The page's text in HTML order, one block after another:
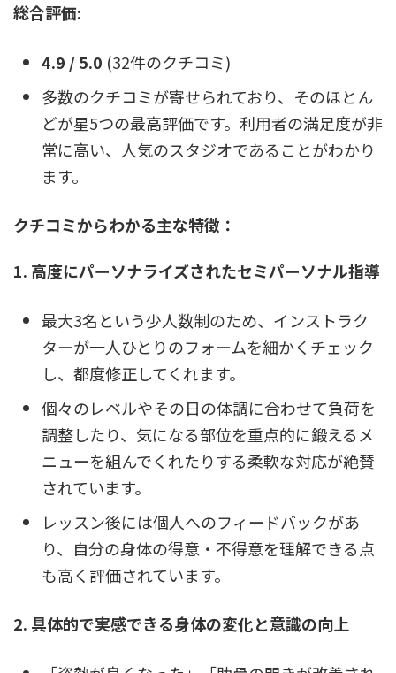
総合評価:
4.9 / 5.0 (32件のクチコミ)
多数のクチコミが寄せられており、そのほとん
どが星5つの最高評価です。利用者の満足度が非
常に高い、人気のスタジオであることがわかり
ます。
クチコミからわかる主な特徴：
1. 高度にパーソナライズされたセミパーソナル指導
最大3名という少人数制のため、インストラク
ターが一人ひとりのフォームを細かくチェック
し、都度修正してくれます。
個々のレベルやその日の体調に合わせて負荷を
調整したり、気になる部位を重点的に鍛えるメ
ニューを組んでくれたりする柔軟な対応が絶賛
されています。
レッスン後には個人へのフィードバックがあ
り、自分の身体の得意・不得意を理解できる点
も高く評価されています。
2. 具体的で実感できる身体の変化と意識の向上